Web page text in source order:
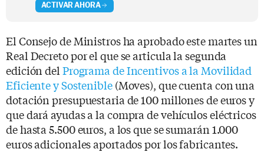
ACTIVAR AHORA
El Consejo de Ministros ha aprobado este martes un
Real Decreto por el que se articula la segunda
edición del Programa de Incentivos a la Movilidad
Eficiente y Sostenible(Moves), que cuenta con una
dotación presupuestaria de 100 millones de euros y
que dará ayudas a la compra de vehículos eléctricos
de hasta 5.500 euros, a los que se sumarán 1.000
euros adicionales aportados por los fabricantes.